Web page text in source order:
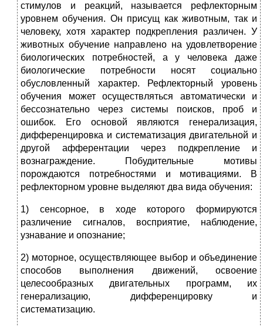
стимулов и реакций, называется рефлекторным
уровнем обучения. Он присущ как животным, так и
человеку, хотя характер подкрепления различен. У
животных обучение направлено на удовлетворение
биологических потребностей, а у человека даже
биологические потребности носят социально
обусловленный характер. Рефлекторный уровень
обучения может осуществляться автоматически и
бессознательно через системы поисков, проб и
ошибок. Его основой являются генерализация,
дифференцировка и систематизация двигательной и
другой афферентации через подкрепление и
вознаграждение. Побудительные мотивы
порождаются потребностями и мотивациями. В
рефлекторном уровне выделяют два вида обучения:
1) сенсорное, в ходе которого формируются
различение сигналов, восприятие, наблюдение,
узнавание и опознание;
2) моторное, осуществляющее выбор и объединение
способов выполнения движений, освоение
целесообразных двигательных программ, их
генерализацию, дифференцировку и
систематизацию.